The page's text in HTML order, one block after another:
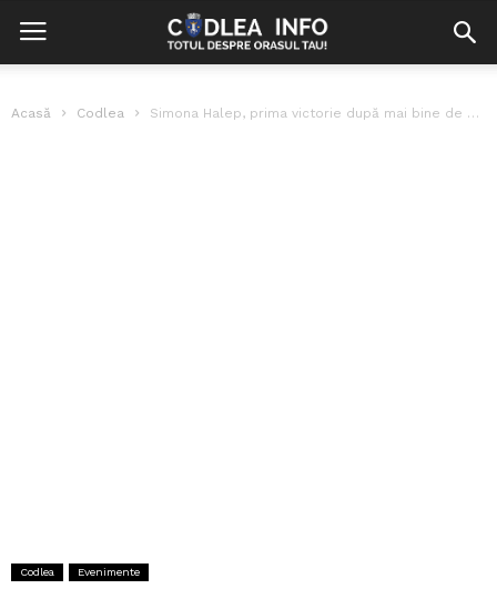
Acasă Codlea Simona Halep, prima victorie după mai bine de 2 ani. Ce sumă...
Codlea Evenimente